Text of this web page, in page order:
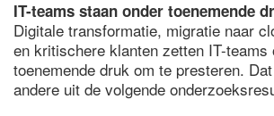
IT-teams staan onder toenemende
Digitale transformatie, migratie naar
en kritischere klanten zetten IT-teams
toenemende druk om te presteren.
andere uit de volgende